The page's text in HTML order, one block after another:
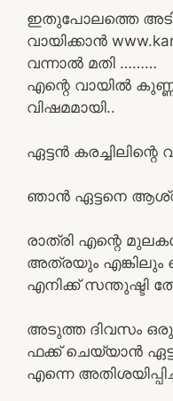
ഇതുപോലത്തെ
വായിക്കാൻ
വന്നാൽ മതി ………
എന്റെ വായിൽ
വിഷമമായി..
ഏട്ടൻ
ഞാൻ ഏട്ടനെ
രാത്രി എന്റെ
അത്രയും
എനിക്ക് സന്തുഷ്ടി
അടുത്ത ദിവസം ഒരു
ഫക്ക് ചെയ്യാൻ
എന്നെ